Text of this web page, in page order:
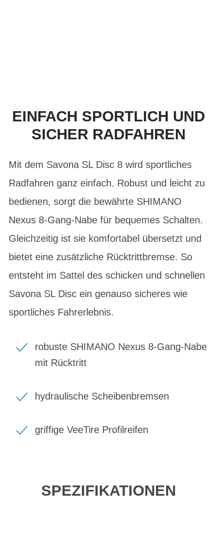
EINFACH SPORTLICH UND
SICHER RADFAHREN
Mit dem Savona SL Disc 8 wird sportliches
Radfahren ganz einfach. Robust und leicht zu
bedienen, sorgt die bewährte SHIMANO
Nexus 8-Gang-Nabe für bequemes Schalten.
Gleichzeitig ist sie komfortabel übersetzt und
bietet eine zusätzliche Rücktrittbremse. So
entsteht im Sattel des schicken und schnellen
Savona SL Disc ein genauso sicheres wie
sportliches Fahrerlebnis.
robuste SHIMANO Nexus 8-Gang-Nabe
mit Rücktritt
hydraulische Scheibenbremsen
griffige VeeTire Profilreifen
SPEZIFIKATIONEN